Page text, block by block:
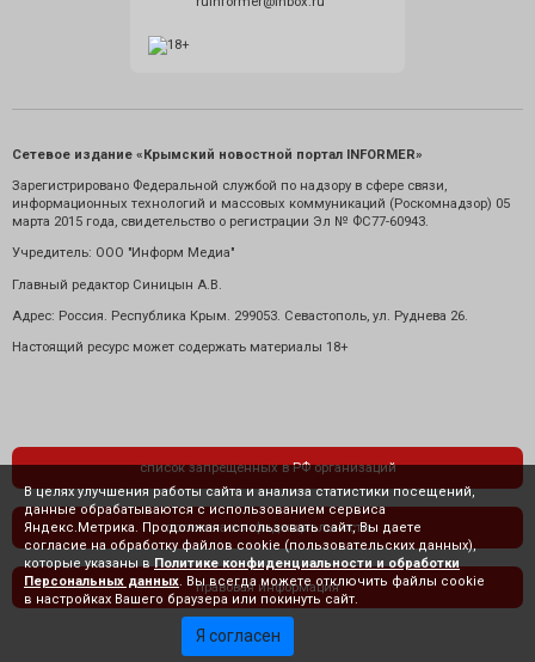
Сетевое издание «Крымский новостной портал INFORMER»
Зарегистрировано Федеральной службой по надзору в сфере связи,
информационных технологий и массовых коммуникаций (Роскомнадзор) 05
марта 2015 года, свидетельство о регистрации Эл № ФС77-60943.
Учредитель: ООО "Информ Медиа"
Главный редактор Синицын А.В.
Адрес: Россия. Республика Крым. 299053. Севастополь, ул. Руднева 26.
Настоящий ресурс может содержать материалы 18+
список запрещенных в РФ организаций
политика конфиденциальности
правовая информация
В целях улучшения работы сайта и анализа статистики посещений,
данные обрабатываются с использованием сервиса
Яндекс.Метрика. Продолжая использовать сайт, Вы даете
согласие на обработку файлов cookie (пользовательских данных),
которые указаны в Политике конфиденциальности и обработки
Персональных данных . Вы всегда можете отключить файлы cookie
в настройках Вашего браузера или покинуть сайт.
Я согласен